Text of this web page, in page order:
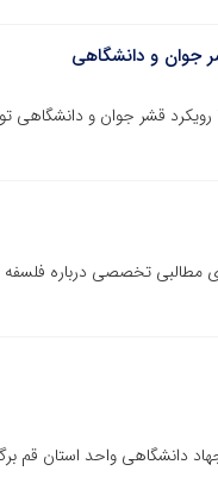
جوان و دانشگاهی
رویکرد قشر جوان و دانشگاهی
تخصصی درباره فلسفه
جهاد دانشگاهی واحد استان قم